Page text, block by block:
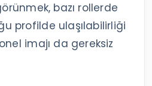
bazı rollerde
profilde ulaşılabilirliği
imajı da gereksiz